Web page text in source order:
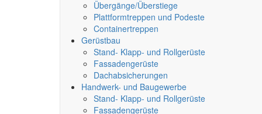
Übergänge/Überstiege
Plattformtreppen und Podeste
Containertreppen
Gerüstbau
Stand- Klapp- und Rollgerüste
Fassadengerüste
Dachabsicherungen
Handwerk- und Baugewerbe
Stand- Klapp- und Rollgerüste
Fassadengerüste